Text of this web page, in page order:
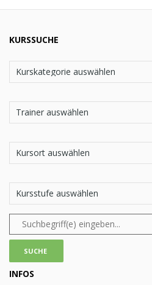
KURSSUCHE
INFOS